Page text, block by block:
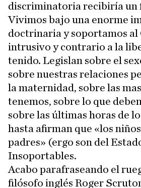
discriminatoria recibiría un
Vivimos bajo una enorme
doctrinaria y soportamos al
intrusivo y contrario a la
tenido. Legislan sobre el
sobre nuestras relaciones
la maternidad, sobre las
tenemos, sobre lo que
sobre las últimas horas de
hasta afirman que «los
padres» (ergo son del
Insoportables.
Acabo parafraseando el
filósofo inglés Roger